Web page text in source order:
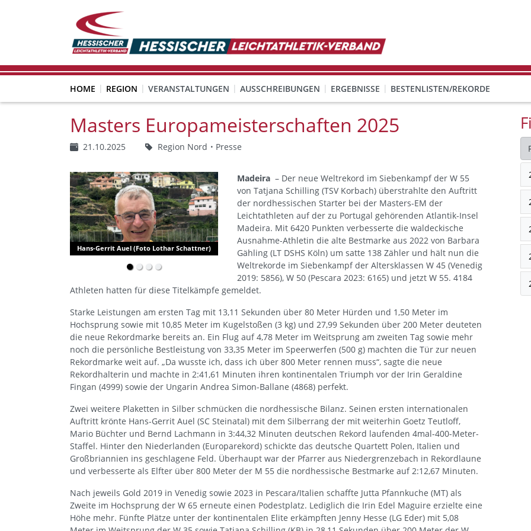
HOME REGION VERANSTALTUNGEN AUSSCHREIBUNGEN ERGEBNISSE BESTENLISTEN/REKORDE
Masters Europameisterschaften 2025
21.10.2025 Region Nord Presse
Hans-Gerrit Auel (Foto Lothar Schattner)
Madeira – Der neue Weltrekord im Siebenkampf der W 55
von Tatjana Schilling (TSV Korbach) überstrahlte den Auftritt
der nordhessischen Starter bei der Masters-EM der
Leichtathleten auf der zu Portugal gehörenden Atlantik-Insel
Madeira. Mit 6420 Punkten verbesserte die waldeckische
Ausnahme-Athletin die alte Bestmarke aus 2022 von Barbara
Gähling (LT DSHS Köln) um satte 138 Zähler und hält nun die
Weltrekorde im Siebenkampf der Altersklassen W 45 (Venedig
2019: 5856), W 50 (Pescara 2023: 6165) und jetzt W 55. 4184
Athleten hatten für diese Titelkämpfe gemeldet.
Starke Leistungen am ersten Tag mit 13,11 Sekunden über 80 Meter Hürden und 1,50 Meter im
Hochsprung sowie mit 10,85 Meter im Kugelstoßen (3 kg) und 27,99 Sekunden über 200 Meter deuteten
die neue Rekordmarke bereits an. Ein Flug auf 4,78 Meter im Weitsprung am zweiten Tag sowie mehr
noch die persönliche Bestleistung von 33,35 Meter im Speerwerfen (500 g) machten die Tür zur neuen
Rekordmarke weit auf. „Da wusste ich, dass ich über 800 Meter rennen muss“, sagte die neue
Rekordhalterin und machte in 2:41,61 Minuten ihren kontinentalen Triumph vor der Irin Geraldine
Fingan (4999) sowie der Ungarin Andrea Simon-Ballane (4868) perfekt.
Zwei weitere Plaketten in Silber schmücken die nordhessische Bilanz. Seinen ersten internationalen
Auftritt krönte Hans-Gerrit Auel (SC Steinatal) mit dem Silberrang der mit weiterhin Goetz Teutloff,
Mario Büchter und Bernd Lachmann in 3:44,32 Minuten deutschen Rekord laufenden 4mal-400-Meter-
Staffel. Hinter den Niederlanden (Europarekord) schickte das deutsche Quartett Polen, Italien und
Großbriannien ins geschlagene Feld. Überhaupt war der Pfarrer aus Niedergrenzebach in Rekordlaune
und verbesserte als Elfter über 800 Meter der M 55 die nordhessische Bestmarke auf 2:12,67 Minuten.
Nach jeweils Gold 2019 in Venedig sowie 2023 in Pescara/Italien schaffte Jutta Pfannkuche (MT) als
Zweite im Hochsprung der W 65 erneute einen Podestplatz. Lediglich die Irin Edel Maguire erzielte eine
Höhe mehr. Fünfte Plätze unter der kontinentalen Elite erkämpften Jenny Hesse (LG Eder) mit 5,08